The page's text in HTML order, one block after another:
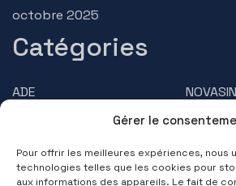
Gérer le
Pour offrir les meilleures expériences, nous
technologies telles que les cookies pour
aux informations des appareils. Le fait de
octobre 2025
Catégories
ADE
BRUSS
PRECISA